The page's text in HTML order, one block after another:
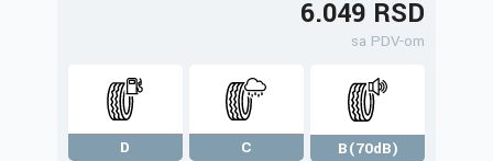
6.049 RSD
sa PDV-om
D C
B(70dB)